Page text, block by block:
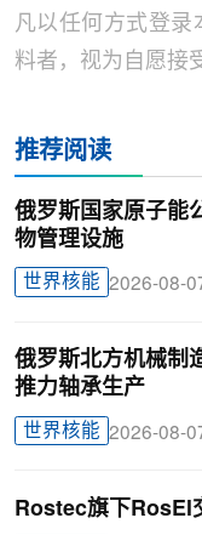
凡以任何方式登录
料者，视为自愿接
推荐阅读
俄罗斯国家原子能
物管理设施
世界核能 2026-08-
俄罗斯北方机械制
推力轴承生产
世界核能 2026-08-
Rostec旗下RosEl